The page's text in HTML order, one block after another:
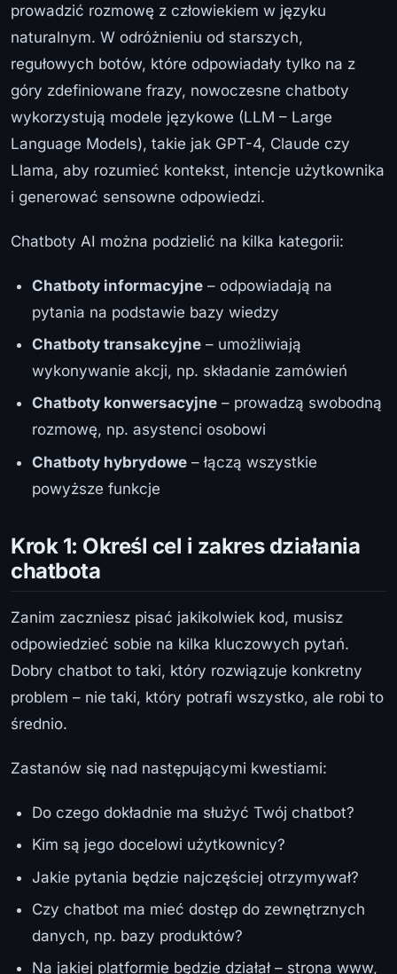
prowadzić rozmowę z człowiekiem w języku
naturalnym. W odróżnieniu od starszych,
regułowych botów, które odpowiadały tylko na z
góry zdefiniowane frazy, nowoczesne chatboty
wykorzystują modele językowe (LLM – Large
Language Models), takie jak GPT-4, Claude czy
Llama, aby rozumieć kontekst, intencje użytkownika
i generować sensowne odpowiedzi.
Chatboty AI można podzielić na kilka kategorii:
Chatboty informacyjne – odpowiadają na
pytania na podstawie bazy wiedzy
Chatboty transakcyjne – umożliwiają
wykonywanie akcji, np. składanie zamówień
Chatboty konwersacyjne – prowadzą swobodną
rozmowę, np. asystenci osobowi
Chatboty hybrydowe – łączą wszystkie
powyższe funkcje
Krok 1: Określ cel i zakres działania
chatbota
Zanim zaczniesz pisać jakikolwiek kod, musisz
odpowiedzieć sobie na kilka kluczowych pytań.
Dobry chatbot to taki, który rozwiązuje konkretny
problem – nie taki, który potrafi wszystko, ale robi to
średnio.
Zastanów się nad następującymi kwestiami:
Do czego dokładnie ma służyć Twój chatbot?
Kim są jego docelowi użytkownicy?
Jakie pytania będzie najczęściej otrzymywał?
Czy chatbot ma mieć dostęp do zewnętrznych
danych, np. bazy produktów?
Na jakiej platformie będzie działał – strona www,